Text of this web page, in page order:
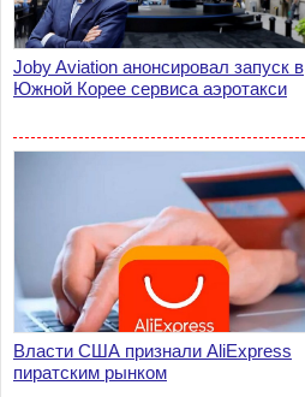
Joby Aviation анонсировал запуск в
Южной Корее сервиса аэротакси
Власти США признали AliExpress
пиратским рынком